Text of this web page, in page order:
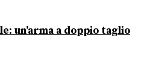
un’arma a doppio taglio